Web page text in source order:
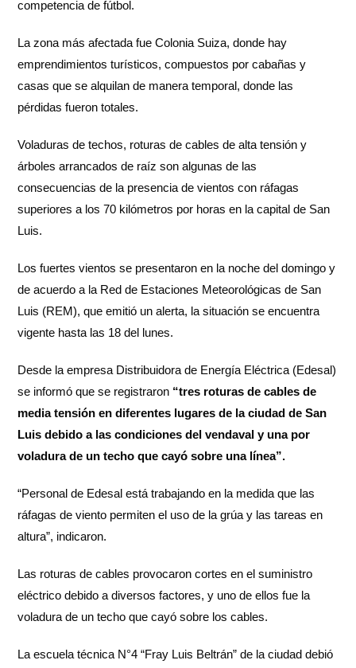
competencia de fútbol.
La zona más afectada fue Colonia Suiza, donde hay
emprendimientos turísticos, compuestos por cabañas y
casas que se alquilan de manera temporal, donde las
pérdidas fueron totales.
Voladuras de techos, roturas de cables de alta tensión y
árboles arrancados de raíz son algunas de las
consecuencias de la presencia de vientos con ráfagas
superiores a los 70 kilómetros por horas en la capital de San
Luis.
Los fuertes vientos se presentaron en la noche del domingo y
de acuerdo a la Red de Estaciones Meteorológicas de San
Luis (REM), que emitió un alerta, la situación se encuentra
vigente hasta las 18 del lunes.
Desde la empresa Distribuidora de Energía Eléctrica (Edesal)
se informó que se registraron “tres roturas de cables de
media tensión en diferentes lugares de la ciudad de San
Luis debido a las condiciones del vendaval y una por
voladura de un techo que cayó sobre una línea”.
“Personal de Edesal está trabajando en la medida que las
ráfagas de viento permiten el uso de la grúa y las tareas en
altura”, indicaron.
Las roturas de cables provocaron cortes en el suministro
eléctrico debido a diversos factores, y uno de ellos fue la
voladura de un techo que cayó sobre los cables.
La escuela técnica N°4 “Fray Luis Beltrán” de la ciudad debió